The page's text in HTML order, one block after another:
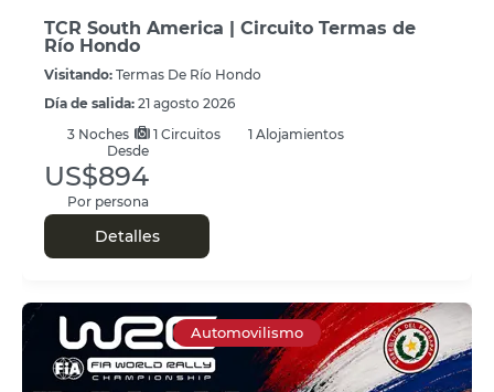
TCR South America | Circuito Termas de
Río Hondo
Visitando: Termas De Río Hondo
Día de salida: 21 agosto 2026
3 Noches 1 Circuitos
1 Alojamientos
Desde
US$894
Por persona
Detalles
Automovilismo